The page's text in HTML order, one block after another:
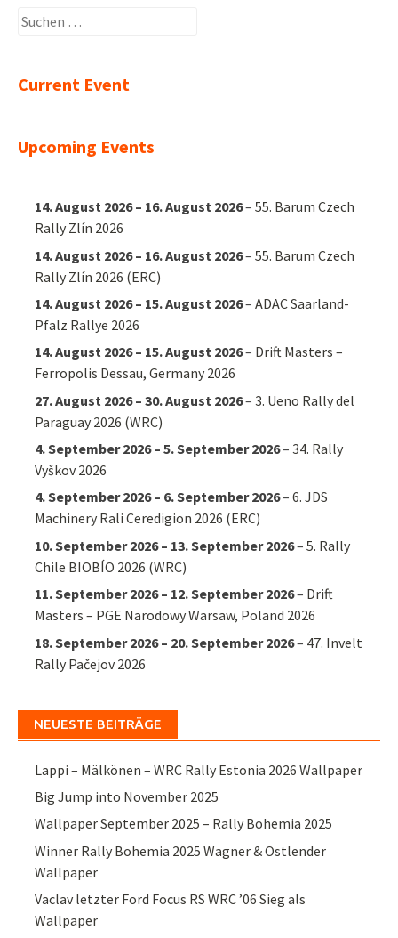
Suchen
Current Event
Upcoming Events
14. August 2026– 16. August 2026–55. Barum Czech
Rally Zlín 2026
14. August 2026– 16. August 2026–55. Barum Czech
Rally Zlín 2026 (ERC)
14. August 2026– 15. August 2026–ADAC Saarland-
Pfalz Rallye 2026
14. August 2026– 15. August 2026– Drift Masters –
Ferropolis Dessau, Germany 2026
27. August 2026– 30. August 2026–3. Ueno Rally del
Paraguay 2026 (WRC)
4. September 2026– 5. September 2026–34. Rally
Vyškov 2026
4. September 2026– 6. September 2026–6. JDS
Machinery Rali Ceredigion 2026 (ERC)
10. September 2026– 13. September 2026–5. Rally
Chile BIOBÍO 2026 (WRC)
11. September 2026– 12. September 2026– Drift
Masters – PGE Narodowy Warsaw, Poland 2026
18. September 2026– 20. September 2026– 47. Invelt
Rally Pačejov 2026
NEUESTE BEITRÄGE
Lappi – Mälkönen – WRC Rally Estonia 2026 Wallpaper
Big Jump into November 2025
Wallpaper September 2025 – Rally Bohemia 2025
Winner Rally Bohemia 2025 Wagner & Ostlender
Wallpaper
Vaclav letzter Ford Focus RS WRC ’06 Sieg als
Wallpaper